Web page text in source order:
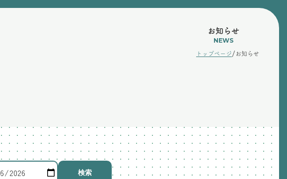
お知らせ
NEWS
トップページ/ お知らせ
検索